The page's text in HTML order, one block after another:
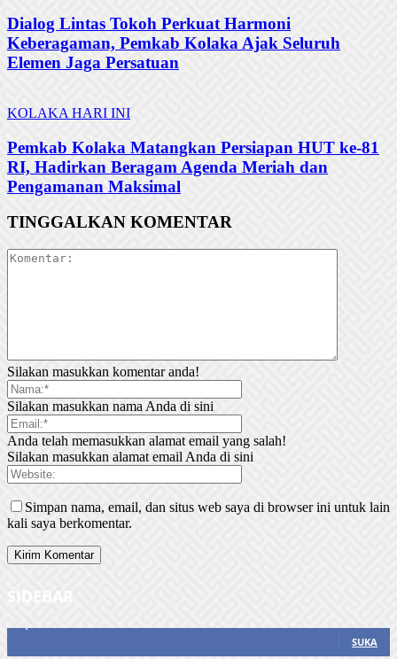
Dialog Lintas Tokoh Perkuat Harmoni
Keberagaman, Pemkab Kolaka Ajak Seluruh
Elemen Jaga Persatuan
KOLAKA HARI INI
Pemkab Kolaka Matangkan Persiapan HUT ke-81
RI, Hadirkan Beragam Agenda Meriah dan
Pengamanan Maksimal
TINGGALKAN KOMENTAR
Silakan masukkan komentar anda!
Silakan masukkan nama Anda di sini
Anda telah memasukkan alamat email yang salah!
Silakan masukkan alamat email Anda di sini
Simpan nama, email, dan situs web saya di browser ini untuk lain
kali saya berkomentar.
SUKA